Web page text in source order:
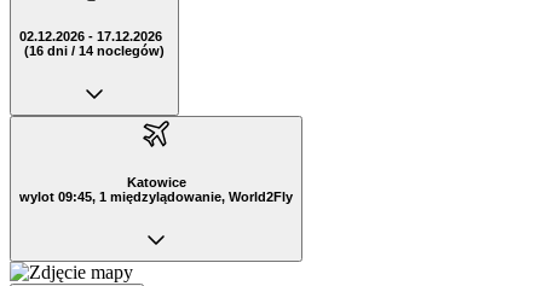
02.12.2026 - 17.12.2026
(16 dni / 14 noclegów)
Katowice
wylot 09:45, 1 międzylądowanie, World2Fly